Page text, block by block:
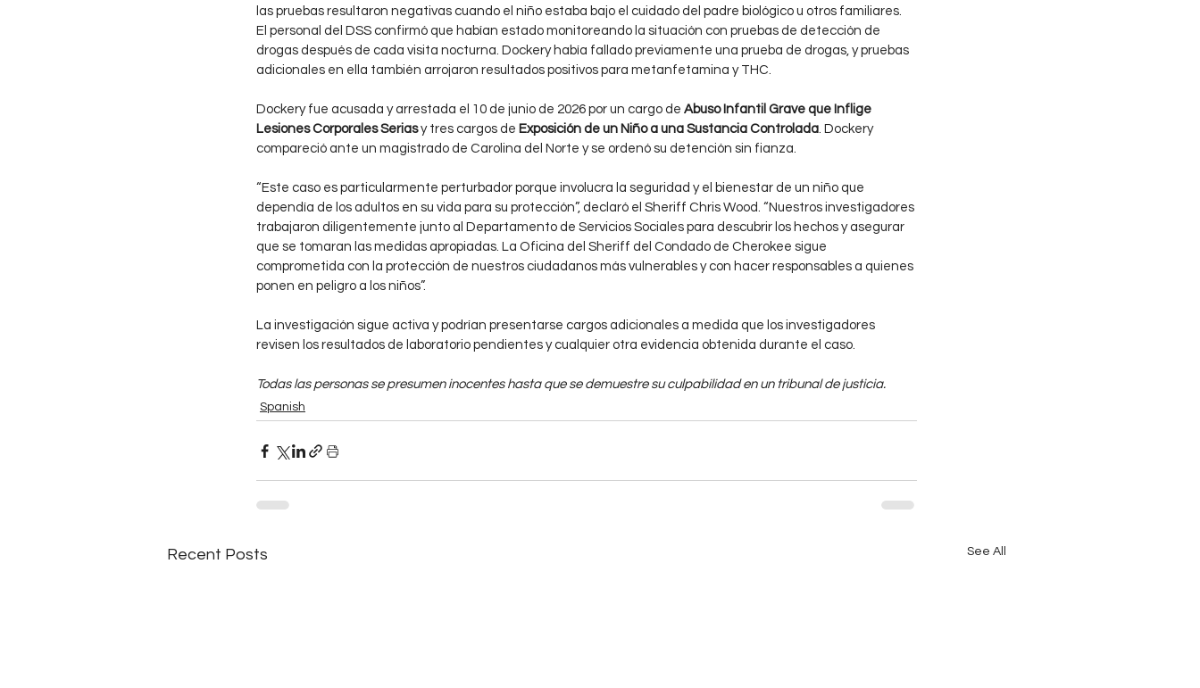
las pruebas resultaron negativas cuando el niño estaba bajo el cuidado del padre biológico u otros familiares.
El personal del DSS confirmó que habían estado monitoreando la situación con pruebas de detección de
drogas después de cada visita nocturna. Dockery había fallado previamente una prueba de drogas, y pruebas
adicionales en ella también arrojaron resultados positivos para metanfetamina y THC.
Dockery fue acusada y arrestada el 10 de junio de 2026 por un cargo de Abuso Infantil Grave que Inflige
Lesiones Corporales Serias y tres cargos de Exposición de un Niño a una Sustancia Controlada. Dockery
compareció ante un magistrado de Carolina del Norte y se ordenó su detención sin fianza.
“Este caso es particularmente perturbador porque involucra la seguridad y el bienestar de un niño que
dependía de los adultos en su vida para su protección”, declaró el Sheriff Chris Wood. “Nuestros investigadores
trabajaron diligentemente junto al Departamento de Servicios Sociales para descubrir los hechos y asegurar
que se tomaran las medidas apropiadas. La Oficina del Sheriff del Condado de Cherokee sigue
comprometida con la protección de nuestros ciudadanos más vulnerables y con hacer responsables a quienes
ponen en peligro a los niños”.
La investigación sigue activa y podrían presentarse cargos adicionales a medida que los investigadores
revisen los resultados de laboratorio pendientes y cualquier otra evidencia obtenida durante el caso.
Todas las personas se presumen inocentes hasta que se demuestre su culpabilidad en un tribunal de justicia.
Spanish
Recent Posts See All